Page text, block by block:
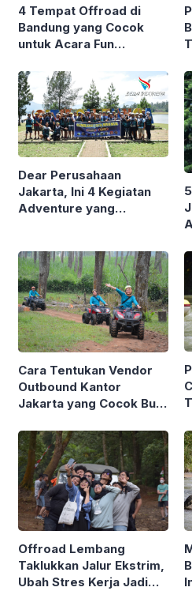
4 Tempat Offroad di
Bandung yang Cocok
untuk Acara Fun
Dear Perusahaan
Jakarta, Ini 4 Kegiatan
Adventure yang
Cara Tentukan Vendor
Outbound Kantor
Jakarta yang Cocok Buat
Offroad Lembang
Taklukkan Jalur Ekstrim,
Ubah Stres Kerja Jadi